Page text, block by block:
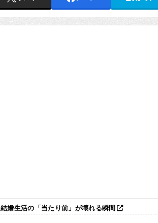
結婚生活の「当たり前」が壊れる瞬間